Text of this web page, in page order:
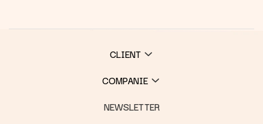
CLIENT
COMPANIE
NEWSLETTER